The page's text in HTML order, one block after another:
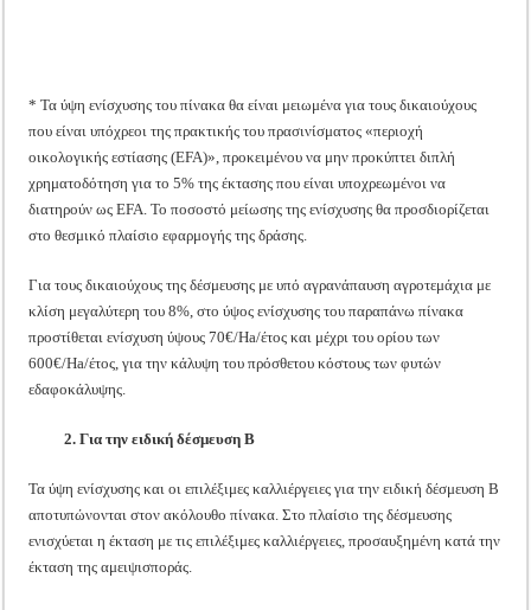
* Τα ύψη ενίσχυσης του πίνακα θα είναι μειωμένα για τους δικαιούχους
που είναι υπόχρεοι της πρακτικής του πρασινίσματος «περιοχή
οικολογικής εστίασης (EFA)», προκειμένου να μην προκύπτει διπλή
χρηματοδότηση για το 5% της έκτασης που είναι υποχρεωμένοι να
διατηρούν ως EFA. Το ποσοστό μείωσης της ενίσχυσης θα προσδιορίζεται
στο θεσμικό πλαίσιο εφαρμογής της δράσης.
Για τους δικαιούχους της δέσμευσης με υπό αγρανάπαυση αγροτεμάχια με
κλίση μεγαλύτερη του 8%, στο ύψος ενίσχυσης του παραπάνω πίνακα
προστίθεται ενίσχυση ύψους 70€/Ha/έτος και μέχρι του ορίου των
600€/Ha/έτος, για την κάλυψη του πρόσθετου κόστους των φυτών
εδαφοκάλυψης.
2. Για την ειδική δέσμευση Β
Τα ύψη ενίσχυσης και οι επιλέξιμες καλλιέργειες για την ειδική δέσμευση Β
αποτυπώνονται στον ακόλουθο πίνακα. Στο πλαίσιο της δέσμευσης
ενισχύεται η έκταση με τις επιλέξιμες καλλιέργειες, προσαυξημένη κατά την
έκταση της αμειψισποράς.